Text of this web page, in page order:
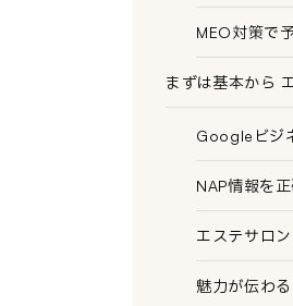
MEO対策で
まずは基本から
Googleビジ
NAP情報を
エステサロ
魅力が伝わ